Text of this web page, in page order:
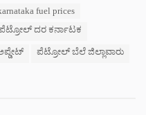
fuel prices
ದರ ಕರ್ನಾಟಕ
ಪೆಟ್ರೋಲ್ ಬೆಲೆ ಜಿಲ್ಲಾವಾರು